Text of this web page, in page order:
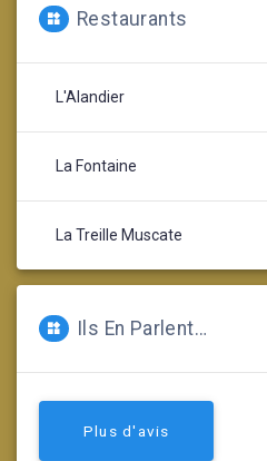
Restaurants
L'Alandier
La Fontaine
La Treille Muscate
Ils En Parlent…
Plus d'avis